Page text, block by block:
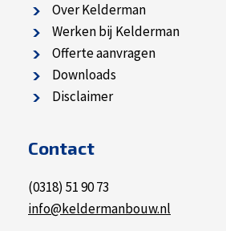
Over Kelderman
Werken bij Kelderman
Offerte aanvragen
Downloads
Disclaimer
Contact
(0318) 51 90 73
info@keldermanbouw.nl